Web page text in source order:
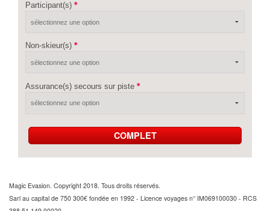
Participant(s)
Non-skieur(s)
Assurance(s) secours sur piste
COMPLET
Magic Evasion. Copyright 2018. Tous droits réservés.
Sarl au capital de 750 300€ fondée en 1992 - Licence voyages n° IM069100030 - RCS